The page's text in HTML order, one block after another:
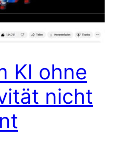
KI ohne
nicht